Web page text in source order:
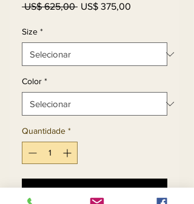
US$ 625,00 Preço
US$ 375,00
Size *
Color *
Quantidade *
Adicionar ao carrinho